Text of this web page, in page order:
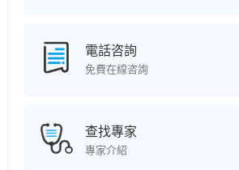
電話咨詢
免費在線咨詢
查找專家
專家介紹